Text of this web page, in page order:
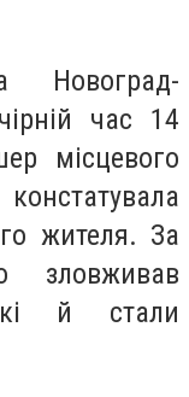
Новоград-
час 14
місцевого
жителя. За
зловживав
й стали